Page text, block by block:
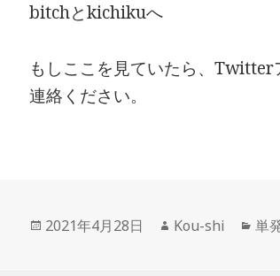
bitchとkichikuへ
もしここを見ていたら、
連絡ください。
投
2021年4月28日
作
Kou-shi
カ
単